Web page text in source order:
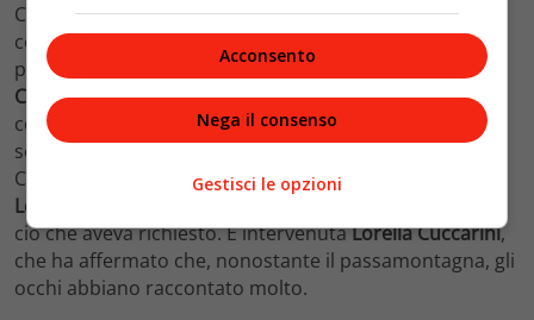
Con la nuova edizione diAmicisono tornati anche i
compiti, assegnati dai professori agli altri allievi. La
prima a eseguirlo è Alessia, allieva di
Celentano. La ragazza ha dovuto eseguire una rumba
con un passamontagna sul volto, lasciando scoperti
solo gli occhi e doveva farlo senza accenti, ma la
Celentano li ha messi, motivo per il quale
Lettieri
ciò che aveva richiesto. È intervenutaLorella Cuccarini,
che ha affermato che, nonostante il passamontagna, gli
occhi abbiano raccontato molto.
Acconsento
Nega il consenso
Gestisci le opzioni